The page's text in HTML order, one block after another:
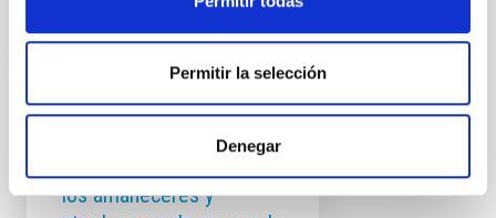
Permitir la selección
Denegar
los amaneceres y